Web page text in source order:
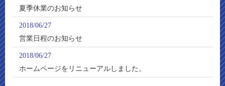
夏季休業のお知らせ
2018/06/27
営業日程のお知らせ
2018/06/27
ホームページをリニューアルしました。